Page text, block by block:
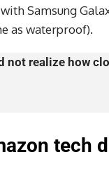
Samsung
as waterproof).
not realize how
tech